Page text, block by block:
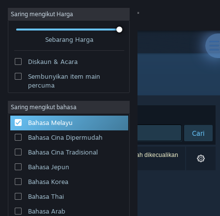
Sign in
Tentang
Sokongan
Ubah bahasa
Dapatkan Steam Mobile App
Lihat laman web desktop
Saring mengikut Harga
Sebarang Harga
Diskaun & Acara
Sembunyikan item main
percuma
Saring mengikut bahasa
Bahasa Melayu
Bahasa Cina Dipermudah
Bahasa Cina Tradisional
Bahasa Jepun
Bahasa Korea
Bahasa Thai
Bahasa Arab
Penerbit: kivoro
Susun mengikut Perkaitan
Cari
0 hasil sepadan dengan carian anda. 1 tajuk telah dikecualikan
berdasarkan pilihan anda.